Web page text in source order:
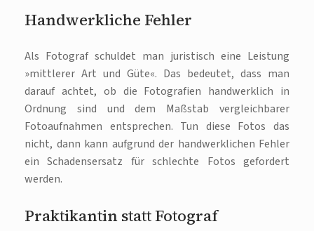
Handwerkliche Fehler
Als Fotograf schuldet man juristisch eine Leistung
»mittlerer Art und Güte«. Das bedeutet, dass man
darauf achtet, ob die Fotografien handwerklich in
Ordnung sind und dem Maßstab vergleichbarer
Fotoaufnahmen entsprechen. Tun diese Fotos das
nicht, dann kann aufgrund der handwerklichen Fehler
ein Schadensersatz für schlechte Fotos gefordert
werden.
Praktikantin statt Fotograf